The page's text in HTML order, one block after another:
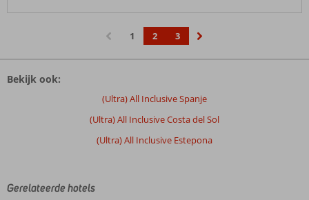
1 2
3
Bekijk ook:
(Ultra) All Inclusive Spanje
(Ultra) All Inclusive Costa del Sol
(Ultra) All Inclusive Estepona
Gerelateerde hotels